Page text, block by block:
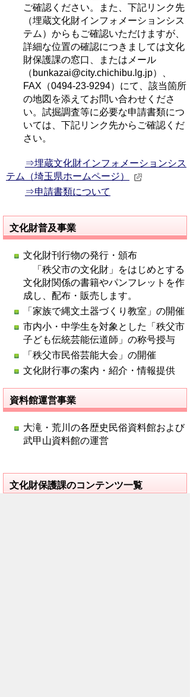
ご確認ください。また、下記リンク先
（埋蔵文化財インフォメーションシス
テム）からもご確認いただけますが、
詳細な位置の確認につきましては文化
財保護課の窓口、またはメール
（bunkazai@city.chichibu.lg.jp）、
FAX（0494-23-9294）にて、該当箇所
の地図を添えてお問い合わせくださ
い。試掘調査等に必要な申請書類につ
いては、下記リンク先からご確認くだ
さい。
⇒埋蔵文化財インフォメーションシス
テム（埼玉県ホームページ）
⇒申請書類について
文化財普及事業
文化財刊行物の発行・頒布
「秩父市の文化財」をはじめとする
文化財関係の書籍やパンフレットを作
成し、配布・販売します。
「家族で縄文土器づくり教室」の開催
市内小・中学生を対象とした「秩父市
子ども伝統芸能伝道師」の称号授与
「秩父市民俗芸能大会」の開催
文化財行事の案内・紹介・情報提供
資料館運営事業
大滝・荒川の各歴史民俗資料館および
武甲山資料館の運営
文化財保護課のコンテンツ一覧